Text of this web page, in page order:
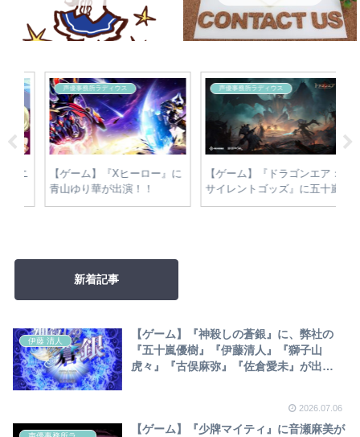
声優事務所ラディウス
【ゲーム】『ドラゴンエア：
サイレントゴッズ』に五十嵐
優樹・青山ゆり華・伊藤清
声優事務所ラディウス
【外画】『黙ってられない！
ママの名にかけて戦う！』に
獅子山虎々が「顧池白」役で
新着記事
伊藤 清人
【ゲーム】『神殺しの蒼銀』に、弊社の
『五十嵐優樹』『伊藤清人』『獅子山
虎々』『古俣麻弥』『佐倉愛未』が出
2026.07.06
【ゲーム】『少牌マイティ』に音瀬麻美が